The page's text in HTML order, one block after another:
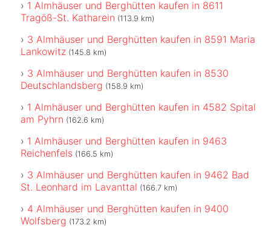
1 Almhäuser und Berghütten kaufen in 8611
Tragöß-St. Katharein (113.9 km)
3 Almhäuser und Berghütten kaufen in 8591 Maria
Lankowitz (145.8 km)
3 Almhäuser und Berghütten kaufen in 8530
Deutschlandsberg (158.9 km)
1 Almhäuser und Berghütten kaufen in 4582 Spital
am Pyhrn (162.6 km)
1 Almhäuser und Berghütten kaufen in 9463
Reichenfels (166.5 km)
3 Almhäuser und Berghütten kaufen in 9462 Bad
St. Leonhard im Lavanttal (166.7 km)
4 Almhäuser und Berghütten kaufen in 9400
Wolfsberg (173.2 km)